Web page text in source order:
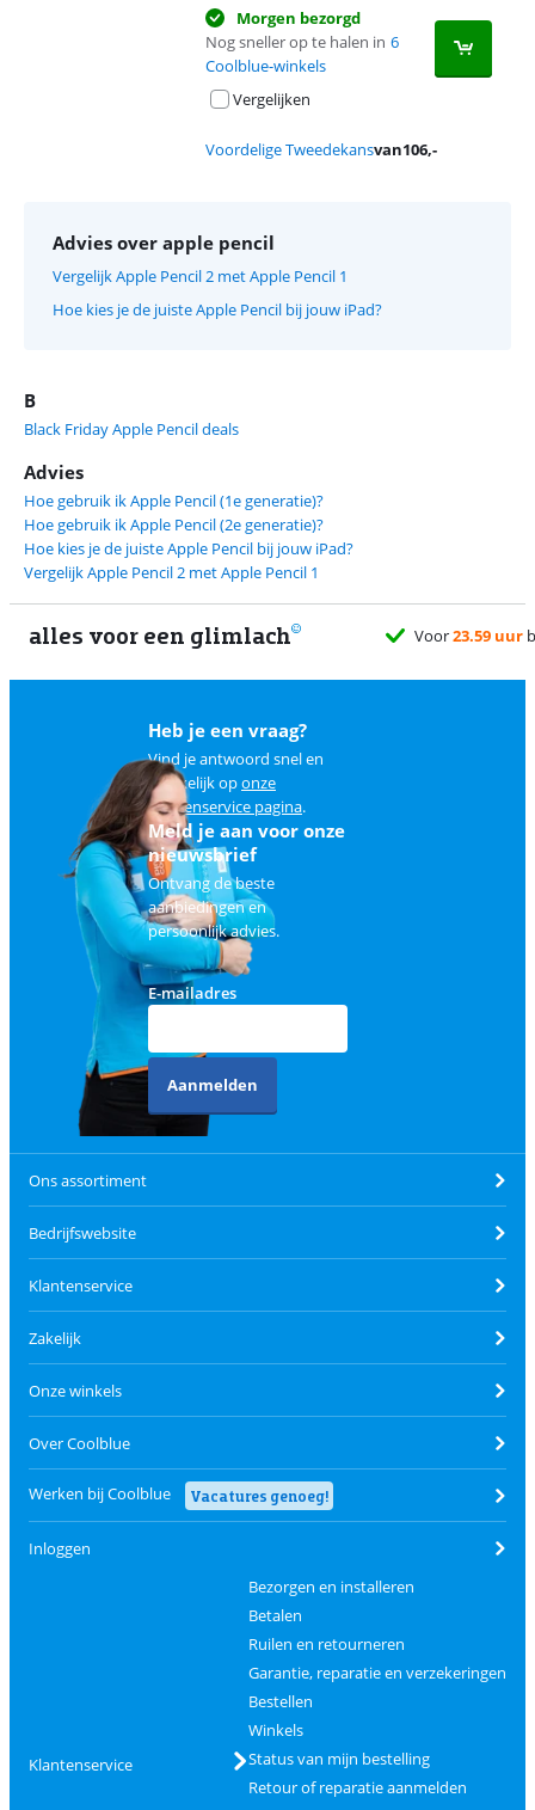
Morgen bezorgd
Nog sneller op te halen in 6
Coolblue-winkels
Vergelijken
Voordelige Tweedekansvan106,-
Advies over apple pencil
Vergelijk Apple Pencil 2 met Apple Pencil 1
Hoe kies je de juiste Apple Pencil bij jouw iPad?
B
Black Friday Apple Pencil deals
Advies
Hoe gebruik ik Apple Pencil (1e generatie)?
Hoe gebruik ik Apple Pencil (2e generatie)?
Hoe kies je de juiste Apple Pencil bij jouw iPad?
Vergelijk Apple Pencil 2 met Apple Pencil 1
alles voor een glimlach
Voor23.59 uurbesteld, morgen gratisbezorgd
Heb je een vraag?
Vind je antwoord snel en
makkelijk oponze
klantenservice pagina.
Meld je aan voor onze
nieuwsbrief
Ontvang de beste
aanbiedingen en
persoonlijk advies.
E-mailadres
Aanmelden
Ons assortiment
Bedrijfswebsite
Klantenservice
Zakelijk
Onze winkels
Over Coolblue
Werken bij Coolblue Vacatures genoeg!
Inloggen
Klantenservice
Bezorgen en installeren
Betalen
Ruilen en retourneren
Garantie, reparatie en verzekeringen
Bestellen
Winkels
Status van mijn bestelling
Retour of reparatie aanmelden